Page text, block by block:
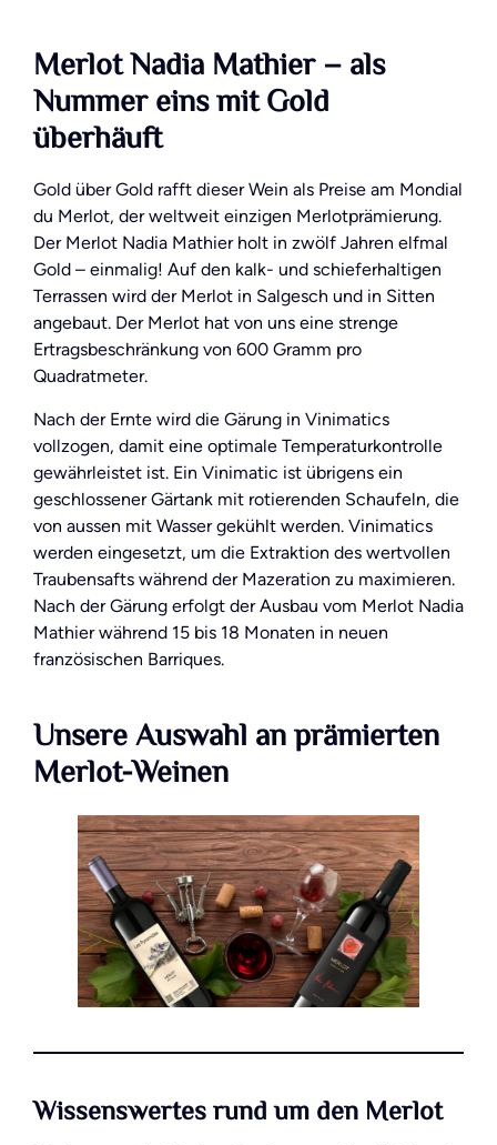
Merlot Nadia Mathier – als
Nummer eins mit Gold
überhäuft
Gold über Gold rafft dieser Wein als Preise am Mondial
du Merlot, der weltweit einzigen Merlotprämierung.
Der Merlot Nadia Mathier holt in zwölf Jahren elfmal
Gold – einmalig! Auf den kalk- und schieferhaltigen
Terrassen wird der Merlot in Salgesch und in Sitten
angebaut. Der Merlot hat von uns eine strenge
Ertragsbeschränkung von 600 Gramm pro
Quadratmeter.
Nach der Ernte wird die Gärung in Vinimatics
vollzogen, damit eine optimale Temperaturkontrolle
gewährleistet ist. Ein Vinimatic ist übrigens ein
geschlossener Gärtank mit rotierenden Schaufeln, die
von aussen mit Wasser gekühlt werden. Vinimatics
werden eingesetzt, um die Extraktion des wertvollen
Traubensafts während der Mazeration zu maximieren.
Nach der Gärung erfolgt der Ausbau vom Merlot Nadia
Mathier während 15 bis 18 Monaten in neuen
französischen Barriques.
Unsere Auswahl an prämierten
Merlot-Weinen
Wissenswertes rund um den Merlot